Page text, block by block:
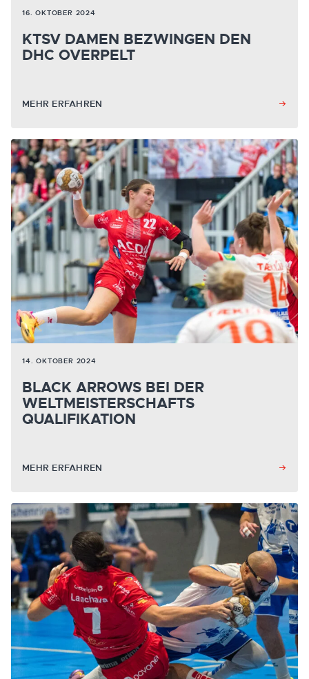
16. OKTOBER 2024
KTSV DAMEN BEZWINGEN DEN
DHC OVERPELT
MEHR ERFAHREN
14. OKTOBER 2024
BLACK ARROWS BEI DER
WELTMEISTERSCHAFTS
QUALIFIKATION
MEHR ERFAHREN